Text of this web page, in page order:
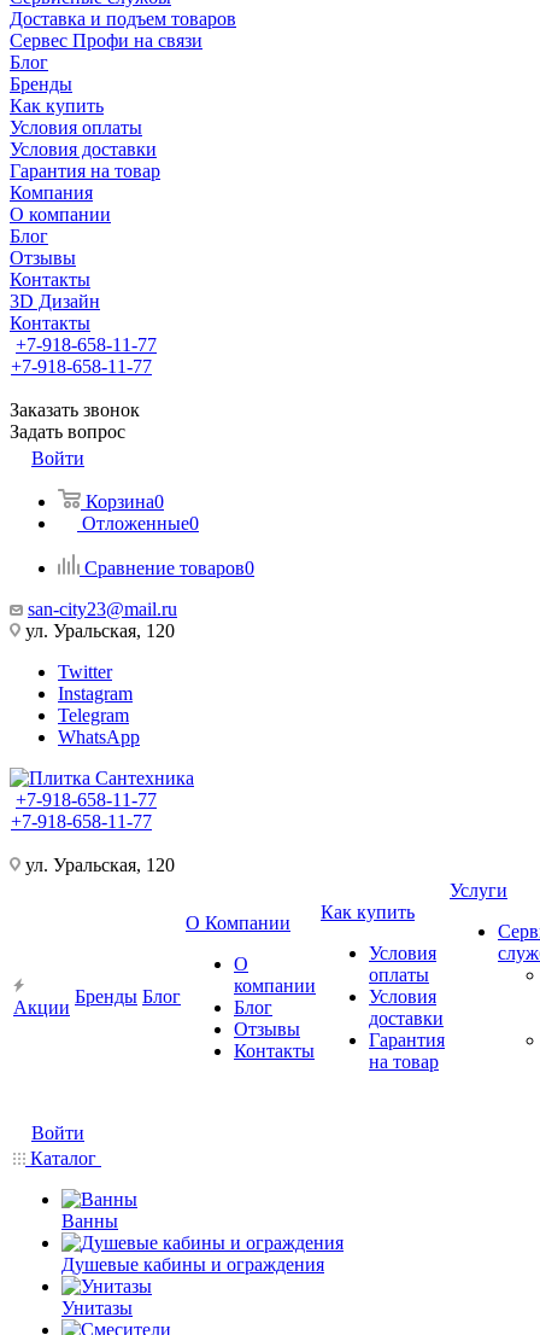
Доставка и подъем товаров
Сервес Профи на связи
Блог
Бренды
Как купить
Условия оплаты
Условия доставки
Гарантия на товар
Компания
О компании
Блог
Отзывы
Контакты
3D Дизайн
Контакты
+7-918-658-11-77
+7-918-658-11-77
Заказать звонок
Задать вопрос
Войти
Корзина0
Отложенные0
Сравнение товаров0
san-city23@mail.ru
ул. Уральская, 120
Twitter
Instagram
Telegram
WhatsApp
+7-918-658-11-77
+7-918-658-11-77
ул. Уральская, 120
Акции
Бренды Блог
О Компании
О
компании
Блог
Отзывы
Контакты
Как купить
Условия
оплаты
Условия
доставки
Гарантия
на товар
Услуги
Войти
Каталог
Ванны
Душевые кабины и ограждения
Унитазы